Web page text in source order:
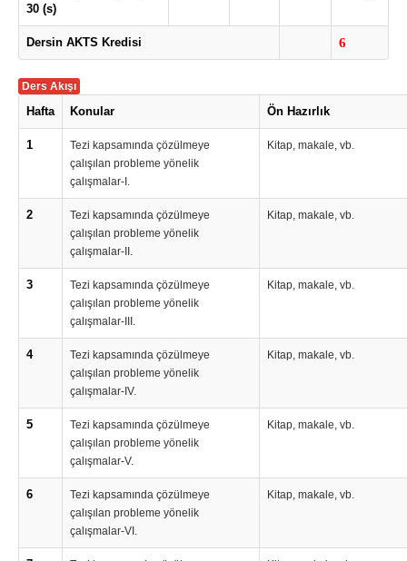
30 (s)
Dersin AKTS Kredisi 6
Ders Akışı
Hafta Konular Ön Hazırlık
1
Tezi kapsamında çözülmeye
çalışılan probleme yönelik
çalışmalar-I.
Kitap, makale, vb.
2
Tezi kapsamında çözülmeye
çalışılan probleme yönelik
çalışmalar-II.
Kitap, makale, vb.
3
Tezi kapsamında çözülmeye
çalışılan probleme yönelik
çalışmalar-III.
Kitap, makale, vb.
4
Tezi kapsamında çözülmeye
çalışılan probleme yönelik
çalışmalar-IV.
Kitap, makale, vb.
5
Tezi kapsamında çözülmeye
çalışılan probleme yönelik
çalışmalar-V.
Kitap, makale, vb.
6
Tezi kapsamında çözülmeye
çalışılan probleme yönelik
çalışmalar-VI.
Kitap, makale, vb.